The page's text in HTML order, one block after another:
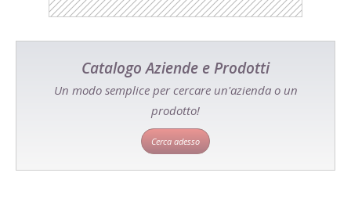
Catalogo Aziende e Prodotti
Un modo semplice per cercare un'azienda o un
prodotto!
Cerca adesso